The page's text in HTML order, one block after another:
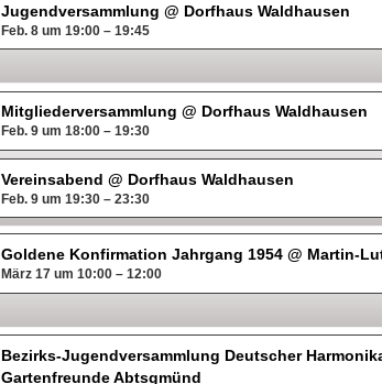
Jugendversammlung@ Dorfhaus Waldhausen
Feb. 8 um 19:00 – 19:45
Mitgliederversammlung@ Dorfhaus Waldhausen
Feb. 9 um 18:00 – 19:30
Vereinsabend@ Dorfhaus Waldhausen
Feb. 9 um 19:30 – 23:30
Goldene Konfirmation Jahrgang 1954@ Martin-
März 17 um 10:00 – 12:00
Bezirks-Jugendversammlung Deutscher
Gartenfreunde Abtsgmünd